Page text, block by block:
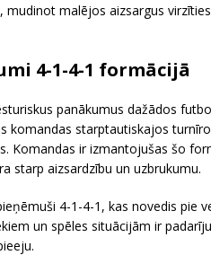
mudinot malējos aizsargus
4-1-4-1 formācijā
panākumus dažādos
komandas starptautiskajos
Komandas ir izmantojušas šo
starp aizsardzību un uzbrukumu.
4-1-4-1, kas novedis pie
un spēles situācijām ir